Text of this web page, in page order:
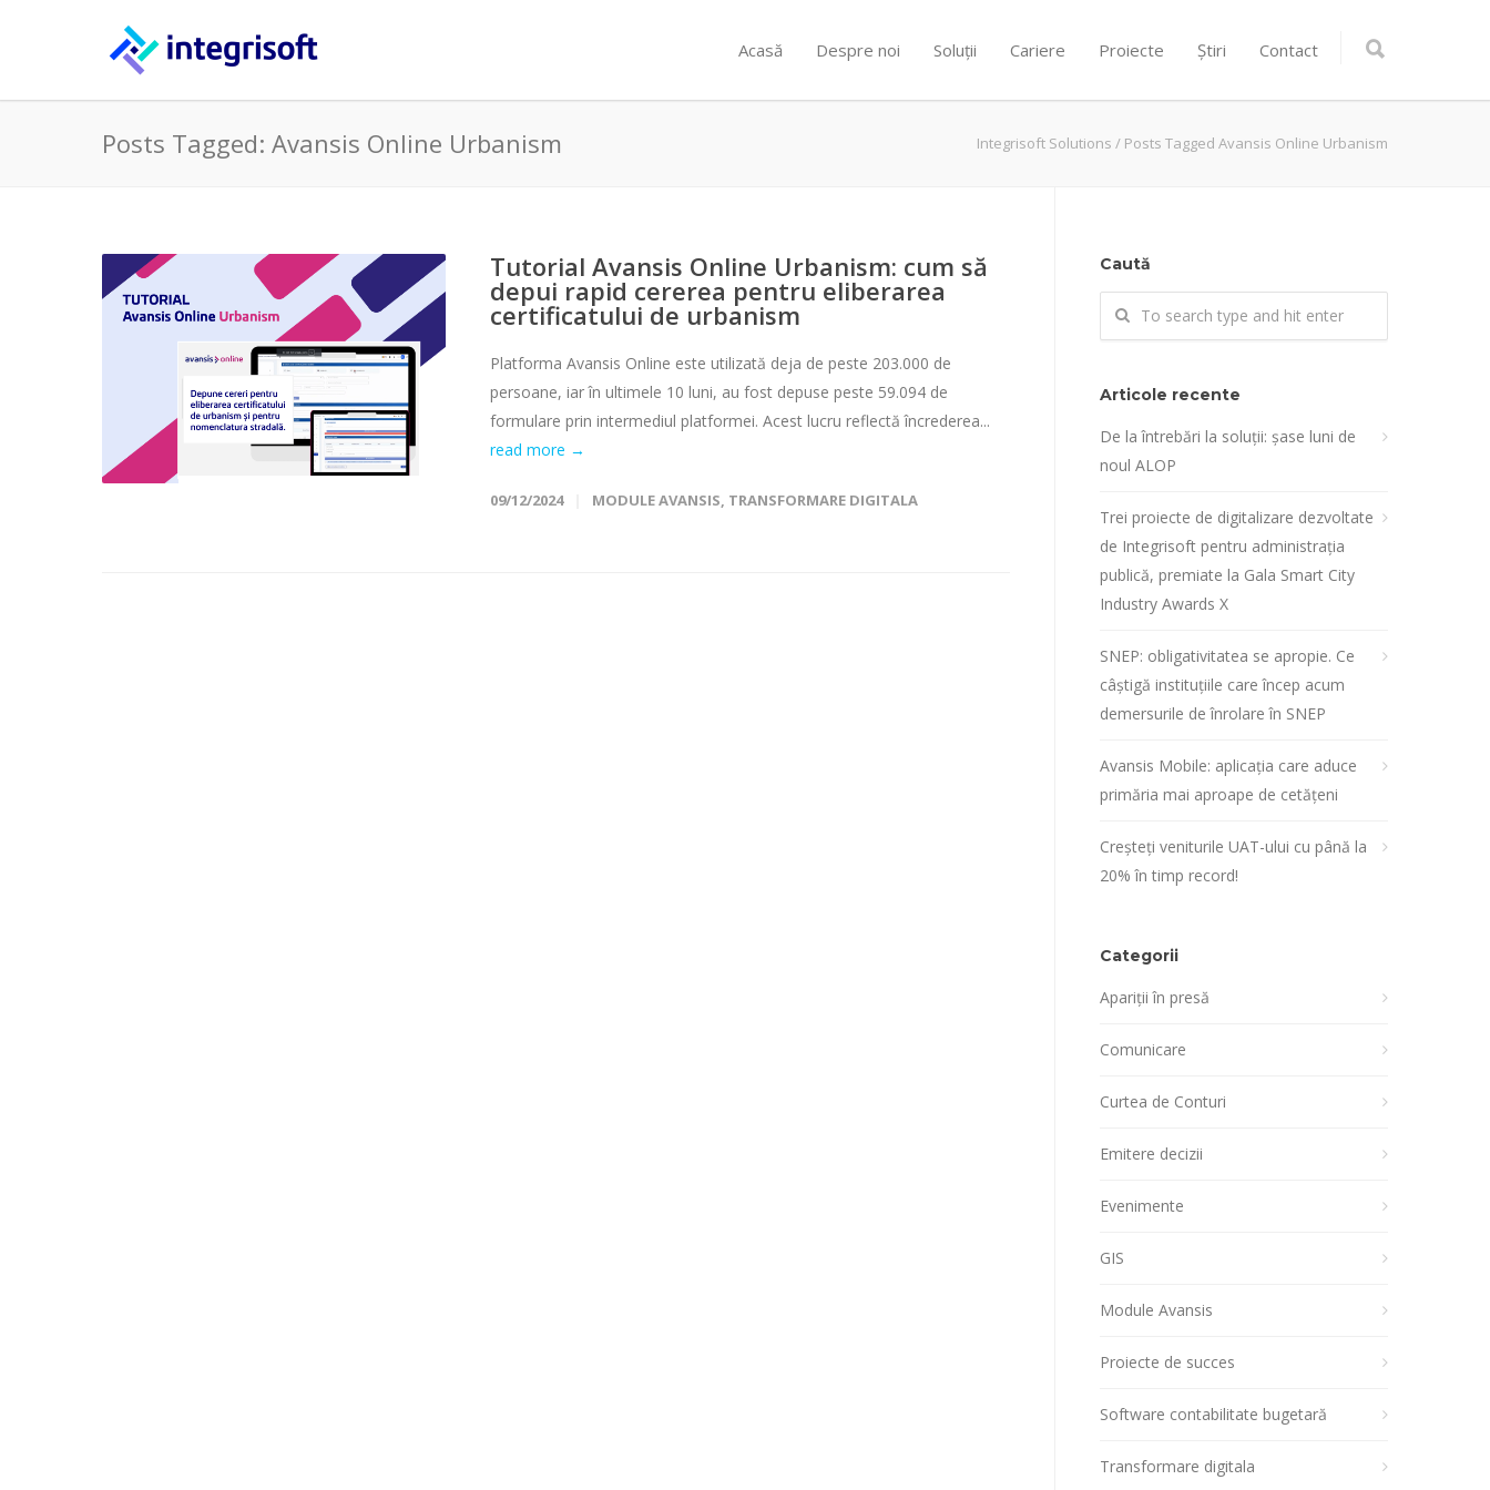
Acasă Despre noi Soluții Cariere Proiecte Știri Contact
Posts Tagged: Avansis Online Urbanism Integrisoft Solutions / Posts Tagged Avansis Online Urbanism
Tutorial Avansis Online Urbanism: cum să
depui rapid cererea pentru eliberarea
certificatului de urbanism
Platforma Avansis Online este utilizată deja de peste 203.000 de
persoane, iar în ultimele 10 luni, au fost depuse peste 59.094 de
formulare prin intermediul platformei. Acest lucru reflectă încrederea...
read more →
09/12/2024 MODULE AVANSIS, TRANSFORMARE DIGITALA
Caută
Articole recente
De la întrebări la soluții: șase luni de
noul ALOP
Trei proiecte de digitalizare dezvoltate
de Integrisoft pentru administrația
publică, premiate la Gala Smart City
Industry Awards X
SNEP: obligativitatea se apropie. Ce
câștigă instituțiile care încep acum
demersurile de înrolare în SNEP
Avansis Mobile: aplicația care aduce
primăria mai aproape de cetățeni
Creșteți veniturile UAT-ului cu până la
20% în timp record!
Categorii
Apariții în presă
Comunicare
Curtea de Conturi
Emitere decizii
Evenimente
GIS
Module Avansis
Proiecte de succes
Software contabilitate bugetară
Transformare digitala